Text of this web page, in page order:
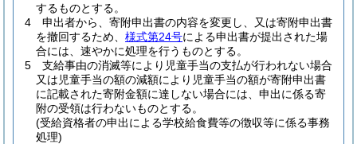
するものとする。
4
申出者から、寄附申出書の内容を変更し、又は寄附申出書
を撤回するため、 様式第24号による申出書が提出された場
合には、速やかに処理を行うものとする。
5
支給事由の消滅等により児童手当の支払が行われない場合
又は児童手当の額の減額により児童手当の額が寄附申出書
に記載された寄附金額に達しない場合には、申出に係る寄
附の受領は行わないものとする。
(受給資格者の申出による学校給食費等の徴収等に係る事務
処理)